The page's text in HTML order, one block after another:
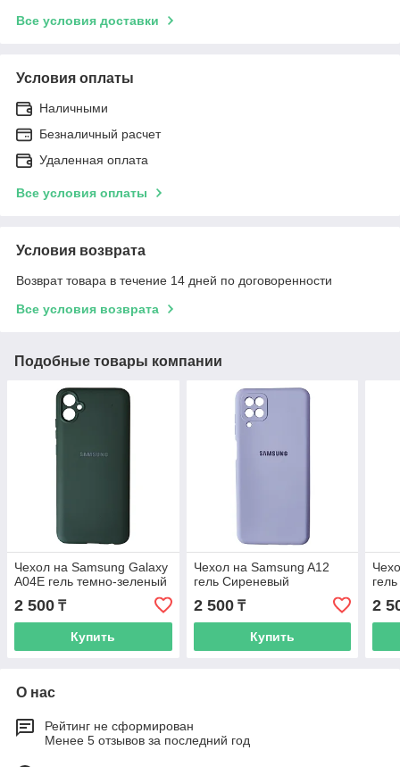
Все условия доставки
Условия оплаты
Наличными
Безналичный расчет
Удаленная оплата
Все условия оплаты
Условия возврата
Возврат товара в течение 14 дней по договоренности
Все условия возврата
Подобные товары компании
Чехол на Samsung Galaxy
A04E гель темно-зеленый
2 500 ₸
Купить
Чехол на Samsung A12
гель Сиреневый
2 500₸
Купить
2
О нас
Рейтинг не сформирован
Менее 5 отзывов за последний год